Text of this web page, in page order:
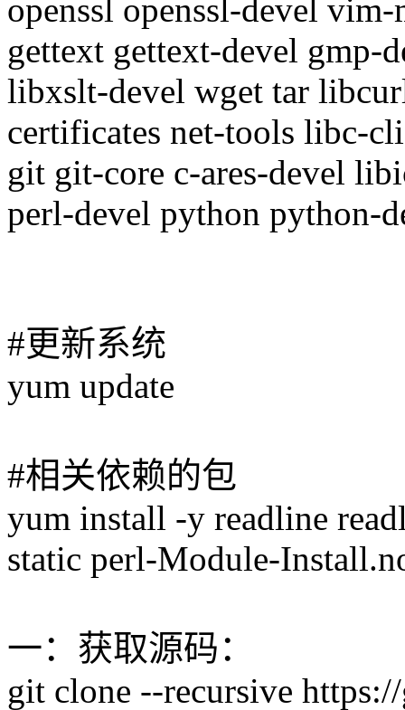
openssl openssl-devel
gettext gettext-devel gmp-
libxslt-devel wget tar
certificates net-tools libc-
git git-core c-ares-devel
perl-devel python python-
#更新系统
yum update
#相关依赖的包
yum install -y readline
static perl-Module-
一：获取源码：
git clone --recursive